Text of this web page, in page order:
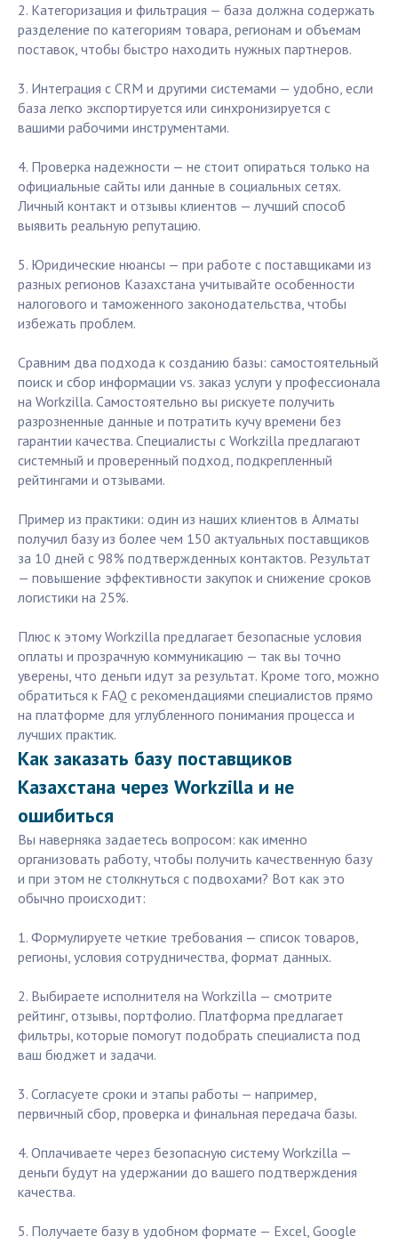
2. Категоризация и фильтрация — база должна содержать
разделение по категориям товара, регионам и объемам
поставок, чтобы быстро находить нужных партнеров.
3. Интеграция с CRM и другими системами — удобно, если
база легко экспортируется или синхронизируется с
вашими рабочими инструментами.
4. Проверка надежности — не стоит опираться только на
официальные сайты или данные в социальных сетях.
Личный контакт и отзывы клиентов — лучший способ
выявить реальную репутацию.
5. Юридические нюансы — при работе с поставщиками из
разных регионов Казахстана учитывайте особенности
налогового и таможенного законодательства, чтобы
избежать проблем.
Сравним два подхода к созданию базы: самостоятельный
поиск и сбор информации vs. заказ услуги у профессионала
на Workzilla. Самостоятельно вы рискуете получить
разрозненные данные и потратить кучу времени без
гарантии качества. Специалисты с Workzilla предлагают
системный и проверенный подход, подкрепленный
рейтингами и отзывами.
Пример из практики: один из наших клиентов в Алматы
получил базу из более чем 150 актуальных поставщиков
за 10 дней с 98% подтвержденных контактов. Результат
— повышение эффективности закупок и снижение сроков
логистики на 25%.
Плюс к этому Workzilla предлагает безопасные условия
оплаты и прозрачную коммуникацию — так вы точно
уверены, что деньги идут за результат. Кроме того, можно
обратиться к FAQ с рекомендациями специалистов прямо
на платформе для углубленного понимания процесса и
лучших практик.
Как заказать базу поставщиков
Казахстана через Workzilla и не
ошибиться
Вы наверняка задаетесь вопросом: как именно
организовать работу, чтобы получить качественную базу
и при этом не столкнуться с подвохами? Вот как это
обычно происходит:
1. Формулируете четкие требования — список товаров,
регионы, условия сотрудничества, формат данных.
2. Выбираете исполнителя на Workzilla — смотрите
рейтинг, отзывы, портфолио. Платформа предлагает
фильтры, которые помогут подобрать специалиста под
ваш бюджет и задачи.
3. Согласуете сроки и этапы работы — например,
первичный сбор, проверка и финальная передача базы.
4. Оплачиваете через безопасную систему Workzilla —
деньги будут на удержании до вашего подтверждения
качества.
5. Получаете базу в удобном формате — Excel, Google